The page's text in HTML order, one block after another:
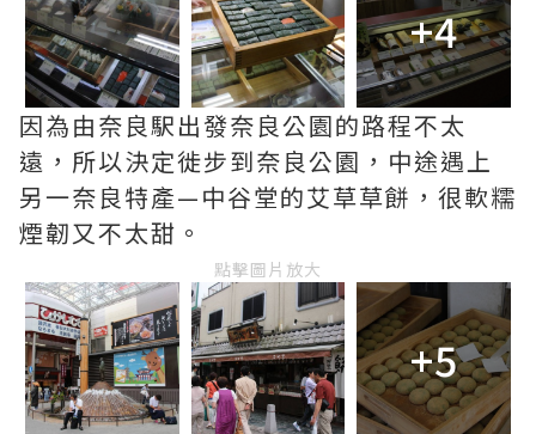
+4
因為由奈良駅出發奈良公園的路程不太
遠，所以決定徙步到奈良公園，中途遇上
另一奈良特產—中谷堂的艾草草餅，很軟糯
煙韌又不太甜。
點擊圖片放大
+5